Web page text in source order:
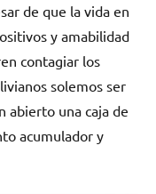
de que la vida en
y amabilidad
contagiar los
solemos ser
abierto una caja de
acumulador y